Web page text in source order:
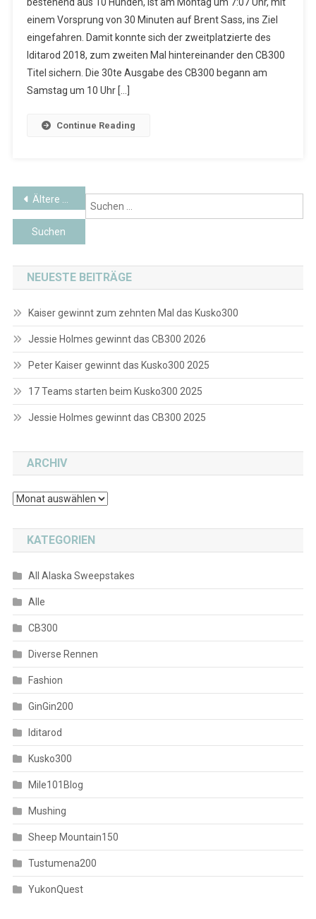
einem Vorsprung von 30 Minuten auf Brent Sass, ins Ziel
eingefahren. Damit konnte sich der zweitplatzierte des
Iditarod 2018, zum zweiten Mal hintereinander den CB300
Titel sichern. Die 30te Ausgabe des CB300 begann am
Samstag um 10 Uhr […]
Continue Reading
Beitragsnavigation
Ältere Beiträge
NEUESTE BEITRÄGE
Kaiser gewinnt zum zehnten Mal das Kusko300
Jessie Holmes gewinnt das CB300 2026
Peter Kaiser gewinnt das Kusko300 2025
17 Teams starten beim Kusko300 2025
Jessie Holmes gewinnt das CB300 2025
ARCHIV
Archiv
KATEGORIEN
All Alaska Sweepstakes
Alle
CB300
Diverse Rennen
Fashion
GinGin200
Iditarod
Kusko300
Mile101Blog
Mushing
Sheep Mountain150
Tustumena200
YukonQuest